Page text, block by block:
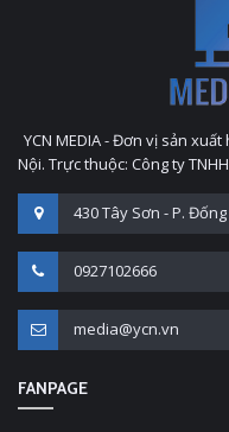
YCN MEDIA - Đơn vị sản
Nội. Trực thuộc: Công ty
430 Tây Sơn - P.
0927102666
media@ycn.vn
FANPAGE